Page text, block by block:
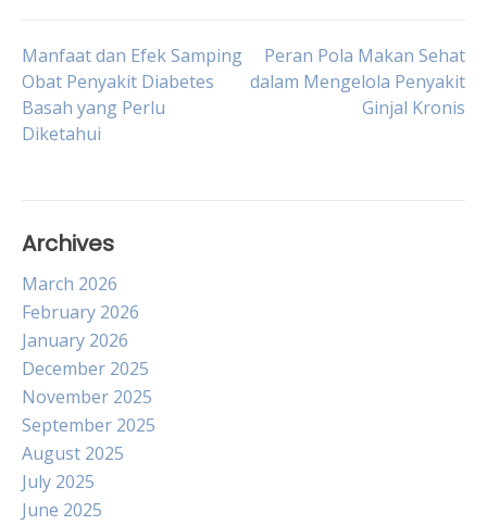
Post
navigation
Manfaat dan Efek Samping
Obat Penyakit Diabetes
Basah yang Perlu
Diketahui
Peran Pola Makan Sehat
dalam Mengelola Penyakit
Ginjal Kronis
Archives
March 2026
February 2026
January 2026
December 2025
November 2025
September 2025
August 2025
July 2025
June 2025